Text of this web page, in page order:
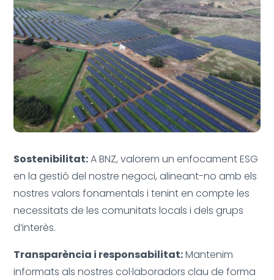
Sostenibilitat:A BNZ, valorem un enfocament ESG
en la gestió del nostre negoci, alineant-noamb els
nostres valors fonamentals i tenint en compte les
necessitats de les comunitats locals i dels grups
d’interès.
Transparència i responsabilitat:Mantenim
informats als nostres col·laboradors clau de forma